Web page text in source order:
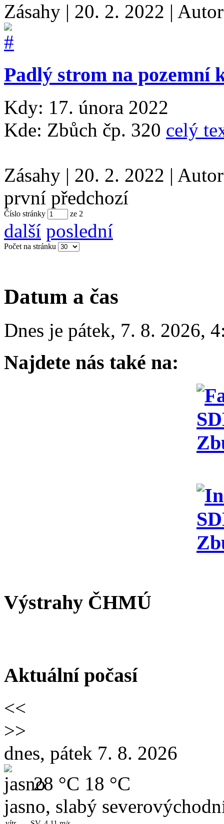
Zásahy | 20. 2. 2022 |
Padlý strom na pozemní
Kdy: 17. února 2022
Kde: Zbůch čp. 320 celý
Zásahy | 20. 2. 2022 |
první předchozí
Číslo stránky ze 2
další poslední
Počet na stránku
Datum a čas
Dnes je pátek, 7. 8. 2026,
Najdete nás také na:
Výstrahy ČHMÚ
Aktuální počasí
<<
>>
dnes, pátek 7. 8. 2026
28 °C 18 °C
jasno, slabý